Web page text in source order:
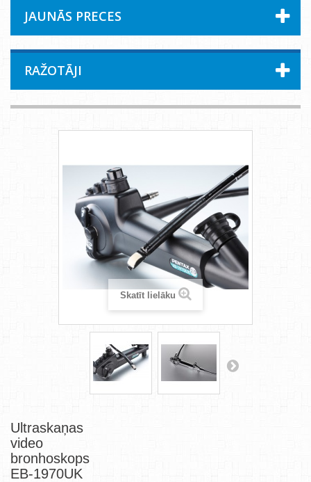
JAUNĀS PRECES
RAŽOTĀJI
Skatīt lielāku
Ultraskaņas
video
bronhoskops
EB-1970UK